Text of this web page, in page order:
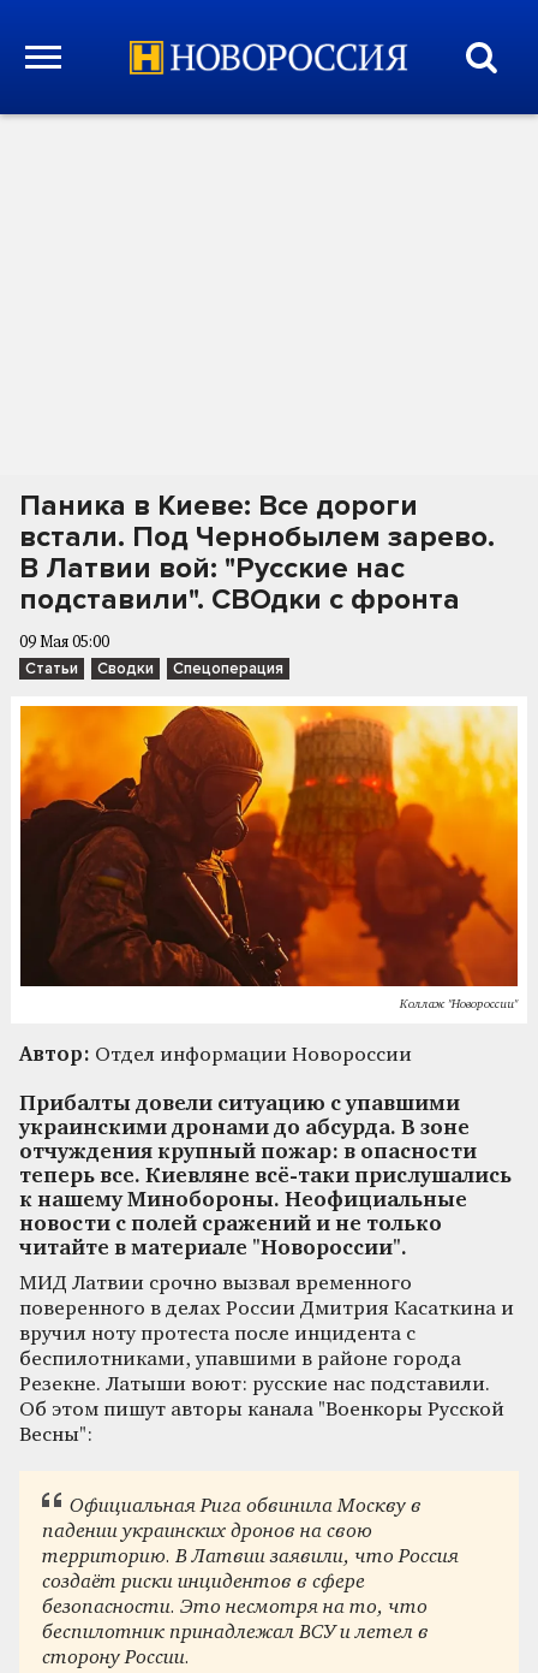
Паника в Киеве: Все дороги
встали. Под Чернобылем зарево.
В Латвии вой: "Русские нас
подставили". СВОдки с фронта
09 Мая 05:00
Статьи Сводки Спецоперация
Коллаж "Новороссии"
Автор: Отдел информации Новороссии
Прибалты довели ситуацию с упавшими
украинскими дронами до абсурда. В зоне
отчуждения крупный пожар: в опасности
теперь все. Киевляне всё-таки прислушались
к нашему Минобороны. Неофициальные
новости с полей сражений и не только
читайте в материале "Новороссии".
МИД Латвии срочно вызвал временного
поверенного в делах России Дмитрия Касаткина и
вручил ноту протеста после инцидента с
беспилотниками, упавшими в районе города
Резекне. Латыши воют: русские нас подставили.
Об этом пишут авторы канала "Военкоры Русской
Весны":
Официальная Рига обвинила Москву в
падении украинских дронов на свою
территорию. В Латвии заявили, что Россия
создаёт риски инцидентов в сфере
безопасности. Это несмотря на то, что
беспилотник принадлежал ВСУ и летел в
сторону России.